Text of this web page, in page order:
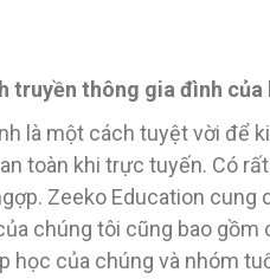
truyền thông gia đình của
là một cách tuyệt vời để
toàn khi trực tuyến. Có
Zeeko Education cung
chúng tôi cũng bao
học của chúng và nhóm